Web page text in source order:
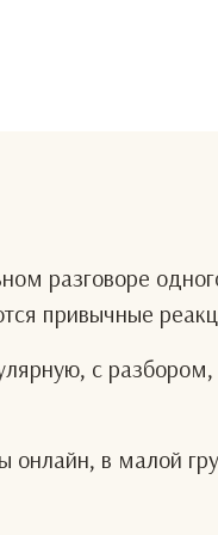
разговоре
привычные
с
в малой